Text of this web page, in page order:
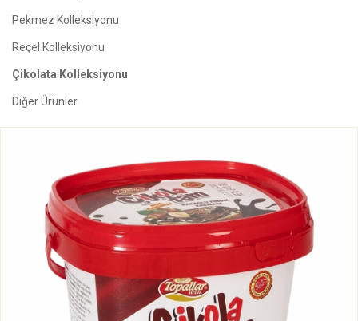
Pekmez Kolleksiyonu
Reçel Kolleksiyonu
Çikolata Kolleksiyonu
Diğer Ürünler